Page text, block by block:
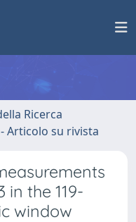
Ricerca
Articolo su rivista
in the 119-
window